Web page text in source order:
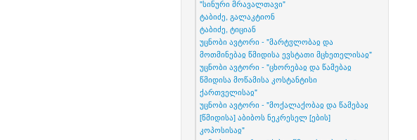
"სინური მრავალთავი"
ტაბიძე, გალაკტიონ
ტაბიძე, ტიციან
უცნობი ავტორი - "მარტჳლობაჲ და
მოთმინებაჲ წმიდისა ევსტათი მცხეთელისაჲ"
უცნობი ავტორი - "ცხორებაჲ და წამებაჲ
წმიდისა მოწამისა კოსტანტისი
ქართველისაჲ"
უცნობი ავტორი - "მოქალაქობაჲ და წამებაჲ
[წმიდისა] აბიბოს ნეკრესელ [ების]
კოპოსისაჲ"